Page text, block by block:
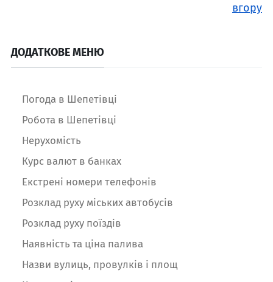
вгору
ДОДАТКОВЕ МЕНЮ
Погода в Шепетівці
Робота в Шепетівці
Нерухомість
Курс валют в банках
Екстрені номери телефонів
Розклад руху міських автобусів
Розклад руху поїздів
Наявність та ціна палива
Назви вулиць, провулків і площ